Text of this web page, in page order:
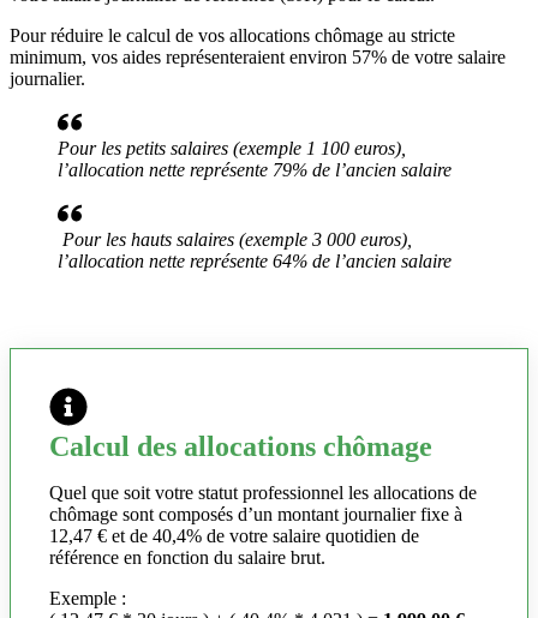
Pour réduire le calcul de vos allocations chômage au stricte
minimum, vos aides représenteraient environ 57% de votre salaire
journalier.
Pour les petits salaires (exemple 1 100 euros),
l’allocation nette représente 79% de l’ancien salaire
Pour les hauts salaires (exemple 3 000 euros),
l’allocation nette représente 64% de l’ancien salaire
Calcul des allocations chômage
Quel que soit votre statut professionnel les allocations de
chômage sont composés d’un montant journalier fixe à
12,47 € et de 40,4% de votre salaire quotidien de
référence en fonction du salaire brut.
Exemple :